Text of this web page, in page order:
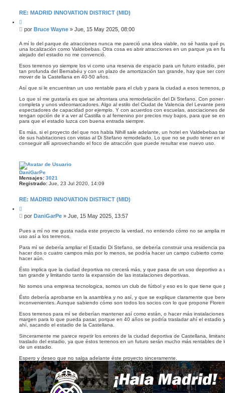
RE: MADRID INNOVATION DISTRICT (MID)
i
t
r
M
n
s
a
j
e
por Bruce Wayne » Jue, 15 May 2025, 08:00
A mí lo del parque de atracciones nunca me pareció una idea viable, no sé hasta qué
una localización como Valdebebas. Otra cosa es abrir atracciones en un parque ya en
alejado del estadio no me convenció.
Esos terrenos yo siempre los vi como una reserva de espacio para un futuro estadio,
tan profunda del Bernabéu y con un plazo de amortización tan grande, hay que ser
mover de la Castellana en 40-50 años.
Así que si le encuentran un uso rentable para el club y para la ciudad a esos terrenos,
Lo que sí me gustaría es que se afrontara una remodelación del Di Stefano. Con
completa y unos videomarcadores. Algo al estilo del Ciudat de Valencia del Levante
espectadores de capacidad por ejemplo. Y con acuerdos con escuelas, asociaciones
tengan opción de ir a ver al Castilla o al femenino por precios muy bajos, para que se
para que el estadio luzca con buena entrada siempre.
Es más, si el proyecto del que nos habla Nihill sale adelante, un hotel en Valdebebas
de sus habitaciones con vistas al Di Stefano remodelado. Lo que no se pudo tener en
conseguir allí aprovechando el foco de atracción que puede resultar ese nuevo uso.
DaniGarPe
Mensajes: 3021
Registrado: Jue, 23 Jul 2020, 14:09
RE: MADRID INNOVATION DISTRICT (MID)
i
t
r
M
n
s
j
e
por DaniGarPe » Jue, 15 May 2025, 13:57
Pues a mí no me gusta nada este proyecto la verdad, no entiendo cómo no se amplia
uso así a los terrenos.
Para mí se debería ampliar el Estadio Di Stefano, se debería construir una residencia
hacer dos o cuatro campos más por lo menos, se podría hacer un campo cubierto
hacer aún.
Ésto implica que la ciudad deportiva no crecerá más, y que pasa de un uso deportivo
tan grande y limitando tanto la expansión de las instalaciones deportivas.
No somos una empresa tecnologica, somos un club de fútbol y eso es lo que tiene que
Ésto debería aprobarse en la asamblea y no así, y que se explique claramente que
inconvenientes. Aunque sabiendo cómo son todos los socios con lo que propone
Esos terrenos para mí se deberían mantener así como están, o hacer más
margen para lo que pueda pasar, porque en 40 años se podría trasladar ahí el estadio
ahí, sacando el estadio de la Castellana.
Sinceramente me parece repetir los errores de la ciudad deportiva de Castellana,
traslado del estadio, ya que éstos terrenos en un futuro serán mucho más rentables
de un estadio.
Espero y deseo que no salga adelante éste proyecto sinceramente.